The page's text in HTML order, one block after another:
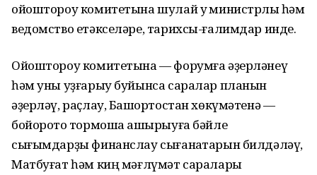
ойоштороу комитетына шулай уҡ министрлыҡ һәм
ведомство етәкселәре, тарихсы-ғалимдар инде.
Ойоштороу комитетына — форумға әҙерләнеү
һәм уны уҙғарыу буйынса саралар планын
әҙерләү, раҫлау, Башҡортостан хөкүмәтенә —
бойороҡто тормошҡа ашырыуға бәйле
сығымдарҙы финанслау сығанаҡтарын билдәләү,
Матбуғат һәм киң мәғлүмәт саралары